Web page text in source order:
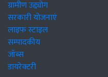
ग्रामीण उद्द्योग
सरकारी योजनाएं
लाइफ स्टाइल
सम्पादकीय
जॉब्स
डायरेक्टरी